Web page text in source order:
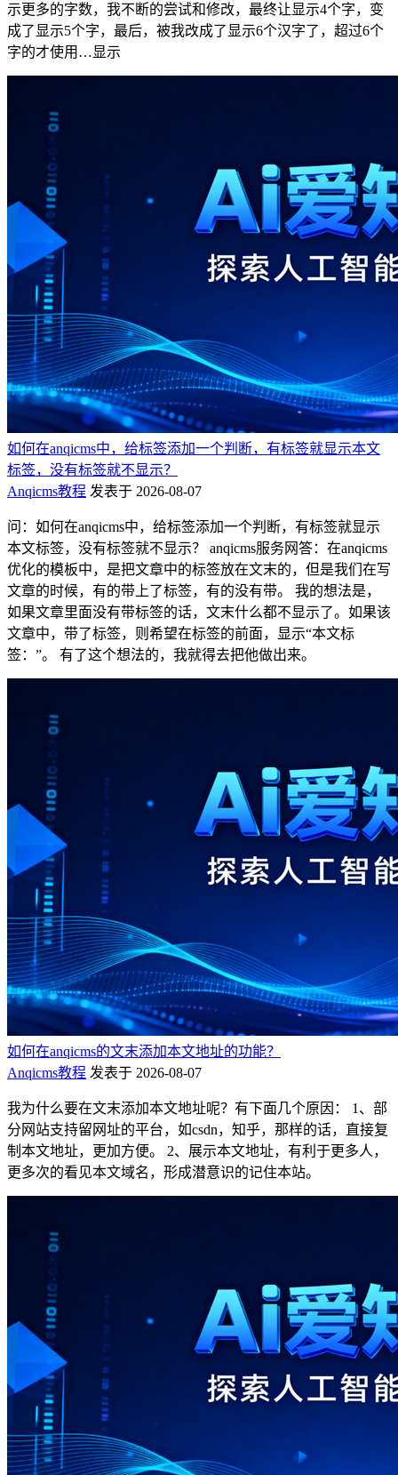
示更多的字数，我不断的尝试和修改，最终让显示4个字，变
成了显示5个字，最后，被我改成了显示6个汉字了，超过6个
字的才使用…显示
如何在anqicms中，给标签添加一个判断，有标签就显示本文
标签，没有标签就不显示？
Anqicms教程 发表于 2026-08-07
问：如何在anqicms中，给标签添加一个判断，有标签就显示
本文标签，没有标签就不显示？ anqicms服务网答：在anqicms
优化的模板中，是把文章中的标签放在文末的，但是我们在写
文章的时候，有的带上了标签，有的没有带。 我的想法是，
如果文章里面没有带标签的话，文末什么都不显示了。如果该
文章中，带了标签，则希望在标签的前面，显示“本文标
签：”。 有了这个想法的，我就得去把他做出来。
如何在anqicms的文末添加本文地址的功能？
Anqicms教程 发表于 2026-08-07
我为什么要在文末添加本文地址呢？有下面几个原因： 1、部
分网站支持留网址的平台，如csdn，知乎，那样的话，直接复
制本文地址，更加方便。 2、展示本文地址，有利于更多人，
更多次的看见本文域名，形成潜意识的记住本站。